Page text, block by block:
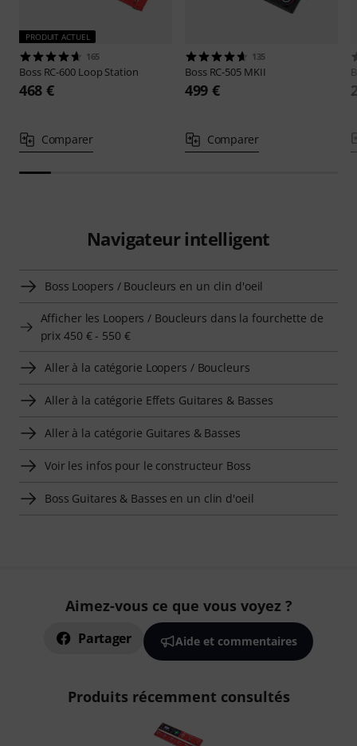
PRODUIT ACTUEL
165
Boss RC-600 Loop Station
468 €
Comparer
135
Boss RC-505 MKII
499 €
Comparer
Navigateur intelligent
Boss Loopers / Boucleurs en un clin d'oeil
Afficher les Loopers / Boucleurs dans la fourchette de
prix 450 € - 550 €
Aller à la catégorie Loopers / Boucleurs
Aller à la catégorie Effets Guitares & Basses
Aller à la catégorie Guitares & Basses
Voir les infos pour le constructeur Boss
Boss Guitares & Basses en un clin d'oeil
Aimez-vous ce que vous voyez ?
Partager Aide et commentaires
Produits récemment consultés